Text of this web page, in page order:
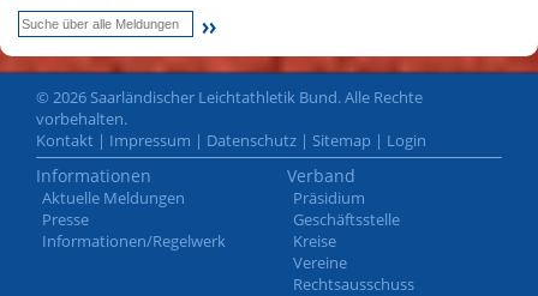
© 2026 Saarländischer Leichtathletik Bund. Alle Rechte
vorbehalten.
Kontakt | Impressum | Datenschutz | Sitemap | Login
Informationen
Aktuelle Meldungen
Presse
Informationen/Regelwerk
Verband
Präsidium
Geschäftsstelle
Kreise
Vereine
Rechtsausschuss